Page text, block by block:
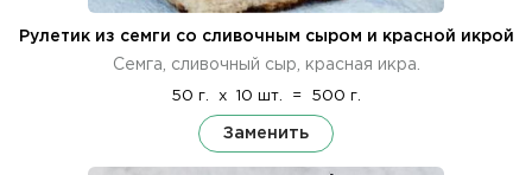
Рулетик из семги со сливочным сыром и красной икрой
Семга, сливочный сыр, красная икра.
50 г. x 10 шт. = 500 г.
Заменить